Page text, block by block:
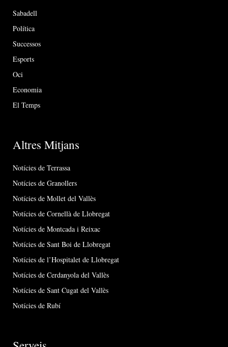
Sabadell
Política
Successos
Esports
Oci
Economia
El Temps
Altres Mitjans
Notícies de Terrassa
Notícies de Granollers
Notícies de Mollet del Vallès
Notícies de Cornellà de Llobregat
Notícies de Montcada i Reixac
Notícies de Sant Boi de Llobregat
Notícies de l’Hospitalet de Llobregat
Notícies de Cerdanyola del Vallès
Notícies de Sant Cugat del Vallès
Notícies de Rubí